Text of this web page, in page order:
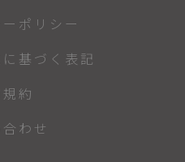
ポリシー
基づく表記
約
わせ